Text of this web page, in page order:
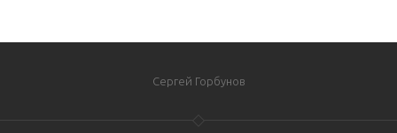
Сергей Горбунов